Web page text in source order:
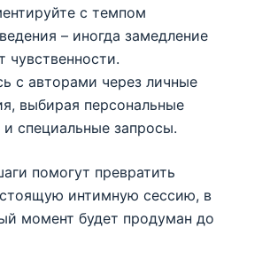
с темпом
– иногда замедление
чувственности.
с авторами через личные
выбирая персональные
специальные запросы.
помогут превратить
интимную сессию, в
момент будет продуман до